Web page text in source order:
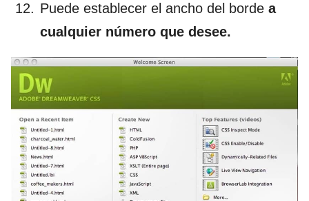
Puede establecer el ancho del borde a
cualquier número que desee.